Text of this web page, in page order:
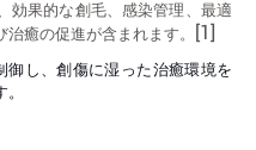
効果的な創毛、感染管理、最適
癒の促進が含まれます。
[1]
し、創傷に湿った治癒環境を